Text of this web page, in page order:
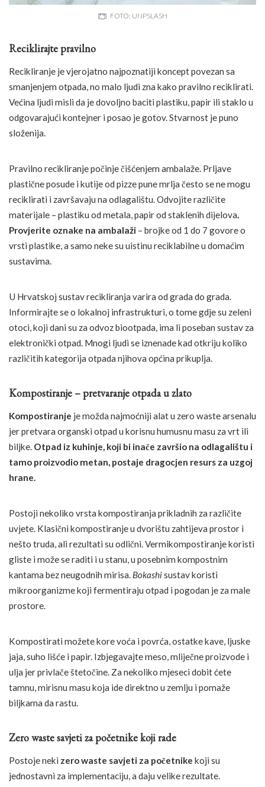
FOTO: UNPSLASH
Reciklirajte pravilno
Recikliranje je vjerojatno najpoznatiji koncept povezan sa
smanjenjem otpada, no malo ljudi zna kako pravilno reciklirati.
Većina ljudi misli da je dovoljno baciti plastiku, papir ili staklo u
odgovarajući kontejner i posao je gotov. Stvarnost je puno
složenija.
Pravilno recikliranje počinje čišćenjem ambalaže. Prljave
plastične posude i kutije od pizze pune mrlja često se ne mogu
reciklirati i završavaju na odlagalištu. Odvojite različite
materijale – plastiku od metala, papir od staklenih dijelova.
Provjerite oznake na ambalaži – brojke od 1 do 7 govore o
vrsti plastike, a samo neke su uistinu reciklabilne u domaćim
sustavima.
U Hrvatskoj sustav recikliranja varira od grada do grada.
Informirajte se o lokalnoj infrastrukturi, o tome gdje su zeleni
otoci, koji dani su za odvoz biootpada, ima li poseban sustav za
elektronički otpad. Mnogi ljudi se iznenade kad otkriju koliko
različitih kategorija otpada njihova općina prikuplja.
Kompostiranje – pretvaranje otpada u zlato
Kompostiranje je možda najmoćniji alat u zero waste arsenalu
jer pretvara organski otpad u korisnu humusnu masu za vrt ili
biljke. Otpad iz kuhinje, koji bi inače završio na odlagalištu i
tamo proizvodio metan, postaje dragocjen resurs za uzgoj
hrane.
Postoji nekoliko vrsta kompostiranja prikladnih za različite
uvjete. Klasični kompostiranje u dvorištu zahtijeva prostor i
nešto truda, ali rezultati su odlični. Vermikompostiranje koristi
gliste i može se raditi i u stanu, u posebnim kompostnim
kantama bez neugodnih mirisa. Bokashisustav koristi
mikroorganizme koji fermentiraju otpad i pogodan je za male
prostore.
Kompostirati možete kore voća i povrća, ostatke kave, ljuske
jaja, suho lišće i papir. Izbjegavajte meso, mliječne proizvode i
ulja jer privlače štetočine. Za nekoliko mjeseci dobit ćete
tamnu, mirisnu masu koja ide direktno u zemlju i pomaže
biljkama da rastu.
Zero waste savjeti za početnike koji rade
Postoje neki zero waste savjeti za početnike koji su
jednostavni za implementaciju, a daju velike rezultate.